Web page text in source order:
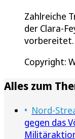
Zahlreiche
der Clara-
vorbereitet.
Copyright:
Alles zum
Nord-
gegen das